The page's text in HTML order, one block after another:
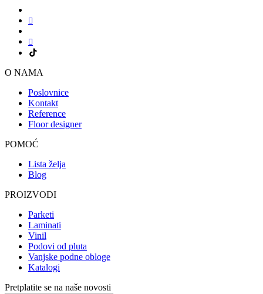
O NAMA
Poslovnice
Kontakt
Reference
Floor designer
POMOĆ
Lista želja
Blog
PROIZVODI
Parketi
Laminati
Vinil
Podovi od pluta
Vanjske podne obloge
Katalogi
Pretplatite se na naše novosti